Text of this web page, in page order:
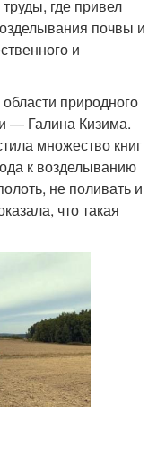
где привел
почвы и
и
природного
— Галина Кизима.
множество книг
к возделыванию
не поливать и
что такая